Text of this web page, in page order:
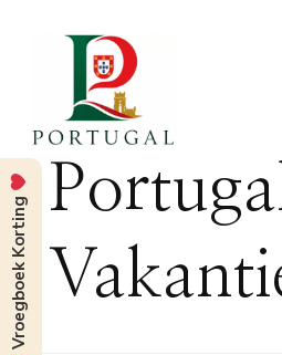
Vroegboek Korting